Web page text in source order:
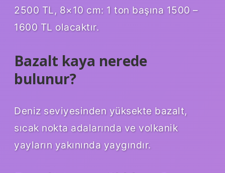
2500 TL, 8×10 cm: 1 ton başına 1500 –
1600 TL olacaktır.
Bazalt kaya nerede
bulunur?
Deniz seviyesinden yüksekte bazalt,
sıcak nokta adalarında ve volkanik
yayların yakınında yaygındır.